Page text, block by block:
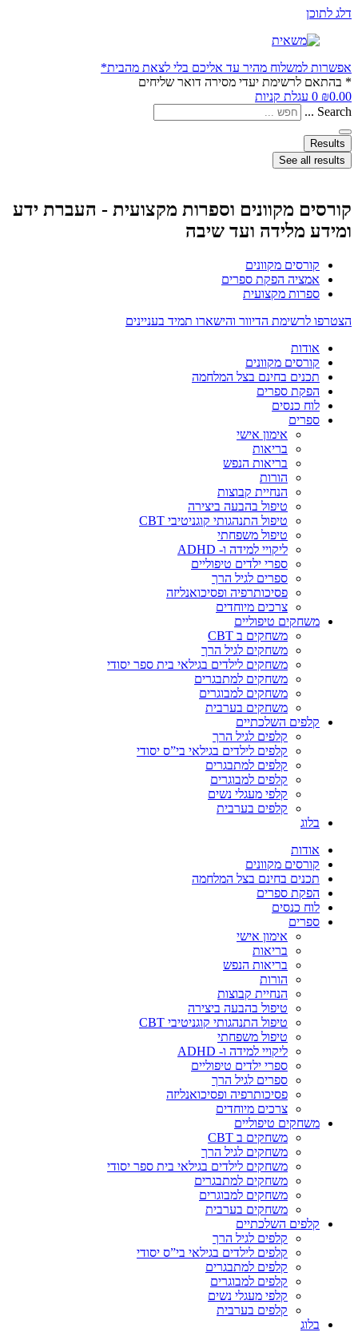
דלג לתוכן
אפשרות למשלוח מהיר עד אליכם בלי לצאת מהבית*
* בהתאם לרשימת יעדי מסירה דואר שליחים
₪0.00
0 עגלת קניות
Search ...
Results
See all results
קורסים מקוונים וספרות מקצועית - העברת ידע
ומידע מלידה ועד שיבה
קורסים מקוונים
אמציה הפקת ספרים
ספרות מקצועית
הצטרפו לרשימת הדיוור והישארו תמיד בעניינים
אודות
קורסים מקוונים
תכנים בחינם בצל המלחמה
הפקת ספרים
לוח כנסים
ספרים
אימון אישי
בריאות
בריאות הנפש
הורות
הנחיית קבוצות
טיפול בהבעה ביצירה
טיפול התנהגותי קוגניטיבי CBT
טיפול משפחתי
ליקויי למידה ו- ADHD
ספרי ילדים טיפוליים
ספרים לגיל הרך
פסיכותרפיה ופסיכואנליזה
צרכים מיוחדים
משחקים טיפוליים
משחקים ב CBT
משחקים לגיל הרך
משחקים לילדים בגילאי בית ספר יסודי
משחקים למתבגרים
משחקים למבוגרים
משחקים בערבית
קלפים השלכתיים
קלפים לגיל הרך
קלפים לילדים בגילאי בי”ס יסודי
קלפים למתבגרים
קלפים למבוגרים
קלפי מעגלי נשים
קלפים בערבית
בלוג
אודות
קורסים מקוונים
תכנים בחינם בצל המלחמה
הפקת ספרים
לוח כנסים
ספרים
אימון אישי
בריאות
בריאות הנפש
הורות
הנחיית קבוצות
טיפול בהבעה ביצירה
טיפול התנהגותי קוגניטיבי CBT
טיפול משפחתי
ליקויי למידה ו- ADHD
ספרי ילדים טיפוליים
ספרים לגיל הרך
פסיכותרפיה ופסיכואנליזה
צרכים מיוחדים
משחקים טיפוליים
משחקים ב CBT
משחקים לגיל הרך
משחקים לילדים בגילאי בית ספר יסודי
משחקים למתבגרים
משחקים למבוגרים
משחקים בערבית
קלפים השלכתיים
קלפים לגיל הרך
קלפים לילדים בגילאי בי”ס יסודי
קלפים למתבגרים
קלפים למבוגרים
קלפי מעגלי נשים
קלפים בערבית
בלוג